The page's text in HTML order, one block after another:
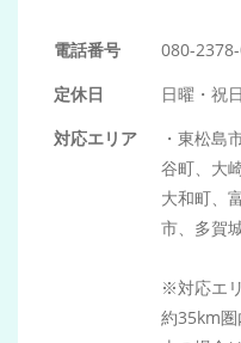
on line
電話番号
080-
定休日
日曜・祝
対応エリア
・東松島
谷町、大
大和町、
市、多賀
※対応エ
約35km